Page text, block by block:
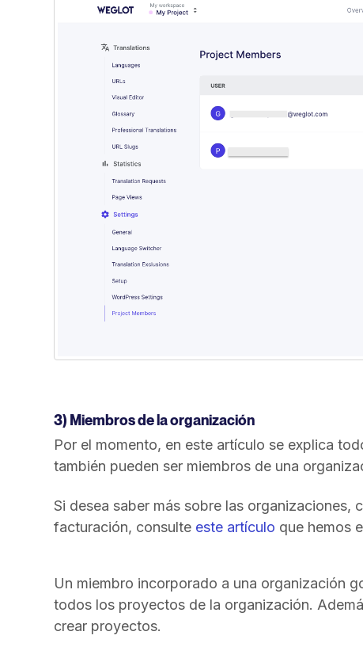
3) Miembros de la organización
Por el momento, en este artículo se explica
también pueden ser miembros de una
Si desea saber más sobre las organizaciones,
facturación, consulte este artículo que hemos
Un miembro incorporado a una organización
todos los proyectos de la organización.
crear proyectos.